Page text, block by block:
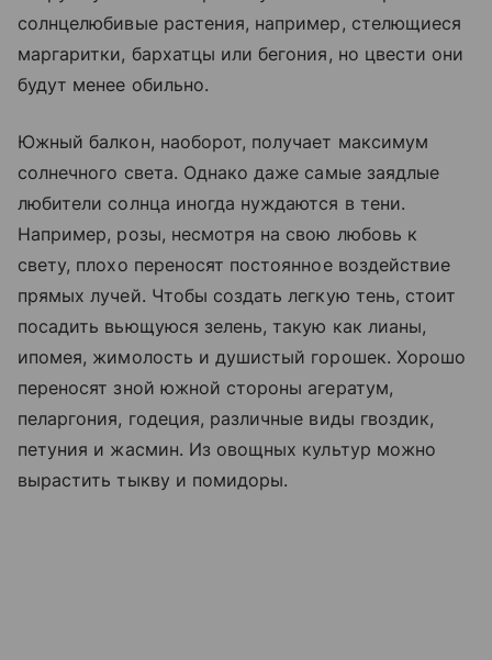
солнцелюбивые растения, например, стелющиеся
маргаритки, бархатцы или бегония, но цвести они
будут менее обильно.
Южный балкон, наоборот, получает максимум
солнечного света. Однако даже самые заядлые
любители солнца иногда нуждаются в тени.
Например, розы, несмотря на свою любовь к
свету, плохо переносят постоянное воздействие
прямых лучей. Чтобы создать легкую тень, стоит
посадить вьющуюся зелень, такую как лианы,
ипомея, жимолость и душистый горошек. Хорошо
переносят зной южной стороны агератум,
пеларгония, годеция, различные виды гвоздик,
петуния и жасмин. Из овощных культур можно
вырастить тыкву и помидоры.